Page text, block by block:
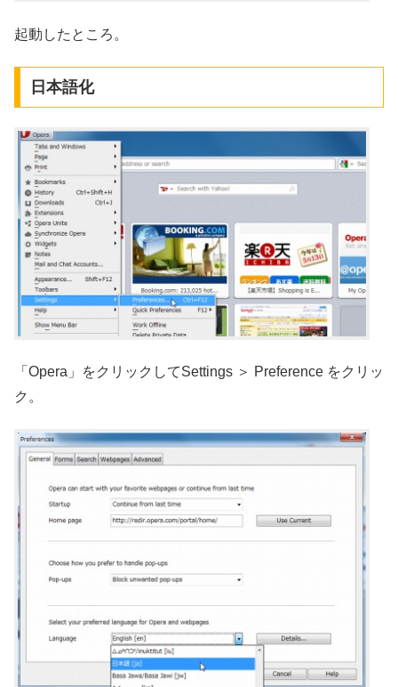
起動したところ。
日本語化
「Opera」をクリックしてSettings ＞ Preference をクリッ
ク。